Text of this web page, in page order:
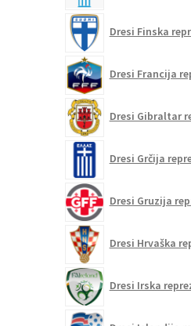
Dresi Finska
Dresi Francija
Dresi Gibraltar
Dresi Grčija
Dresi Gruzija
Dresi Hrvaška
Dresi Irska